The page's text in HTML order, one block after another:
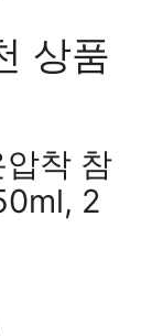
상품
착 참
2